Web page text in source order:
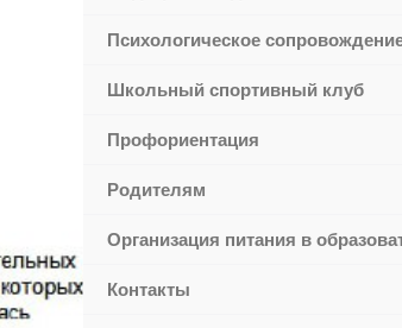
Психологическое
Школьный спортивный клуб
Профориентация
Родителям
Организация питания в
Контакты